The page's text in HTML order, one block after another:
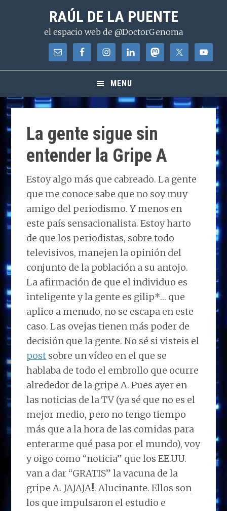
contenido
RAÚL DE LA PUENTE
el espacio web de @DoctorGenoma
MENU
La gente sigue sin
entender la Gripe A
Estoy algo más que cabreado. La gente
que me conoce sabe que no soy muy
amigo del periodismo. Y menos en
este país sensacionalista. Estoy harto
de que los periodistas, sobre todo
televisivos, manejen la opinión del
conjunto de la población a su antojo.
La afirmación de que el individuo es
inteligente y la gente es gilip*… que
aplico a menudo, no se escapa en este
caso. Las ovejas tienen más poder de
decisión que la gente. No sé si visteis el
post sobre un vídeo en el que se
hablaba de todo el embrollo que ocurre
alrededor de la gripe A. Pues ayer en
las noticias de la TV (ya sé que no es el
mejor medio, pero no tengo tiempo
más que a la hora de las comidas para
enterarme qué pasa por el mundo), voy
y oigo como “noticia” que los EE.UU.
van a dar “GRATIS” la vacuna de la
gripe A. JAJAJA!!. Alucinante. Ellos son
los que impulsaron el estudio e